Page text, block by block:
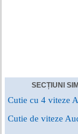
SECȚIUNI
Cutie cu 4 viteze
Cutie de viteze